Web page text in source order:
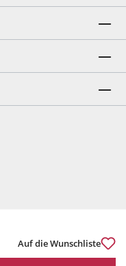
Auf die Wunschliste